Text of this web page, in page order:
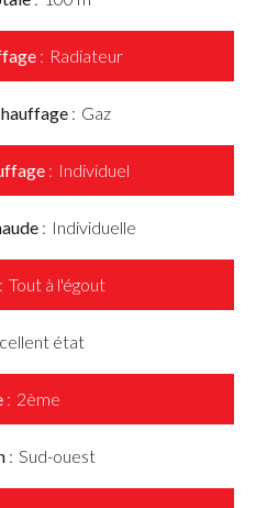
Radiateur
Gaz
Individuel
Individuelle
Tout à l'égout
état
2ème
Sud-ouest